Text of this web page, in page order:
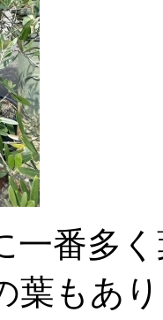
一番多
葉もあ